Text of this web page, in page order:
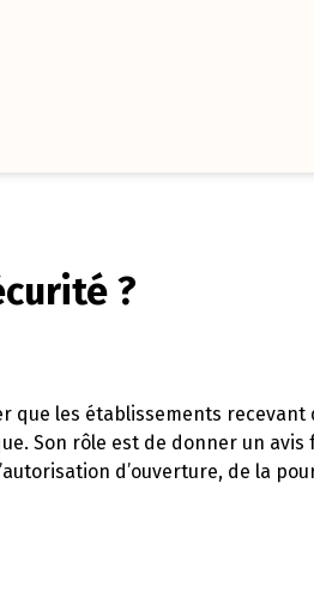
?
que les établissements
Son rôle est de donner un avis
d’ouverture, de la